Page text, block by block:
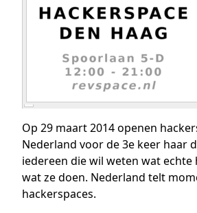
Op 29 maart 2014 openen
Nederland voor de 3e keer haar
iedereen die wil weten wat echte
wat ze doen. Nederland telt
hackerspaces.